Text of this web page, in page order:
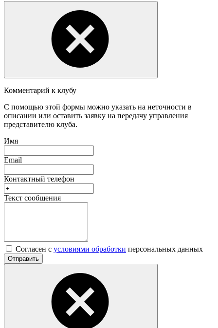
Комментарий к клубу
С помощью этой формы можно указать на неточности в
описании или оставить заявку на передачу управления
представителю клуба.
Имя
Email
Контактный телефон
Текст сообщения
Согласен с условиями обработки персональных данных
Отправить